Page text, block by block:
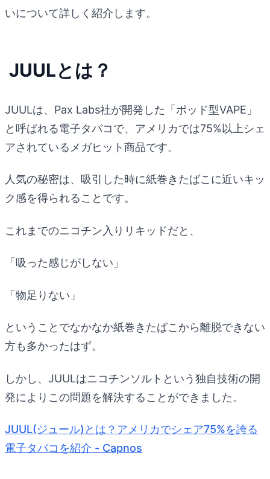
いについて詳しく紹介します。
JUULとは？
JUULは、Pax Labs社が開発した「ポッド型VAPE」
と呼ばれる電子タバコで、アメリカでは75%以上シェ
アされているメガヒット商品です。
人気の秘密は、吸引した時に紙巻きたばこに近いキッ
ク感を得られることです。
これまでのニコチン入りリキッドだと、
「吸った感じがしない」
「物足りない」
ということでなかなか紙巻きたばこから離脱できない
方も多かったはず。
しかし、JUULはニコチンソルトという独自技術の開
発によりこの問題を解決することができました。
JUUL(ジュール)とは？アメリカでシェア75%を誇る
電子タバコを紹介 - Capnos